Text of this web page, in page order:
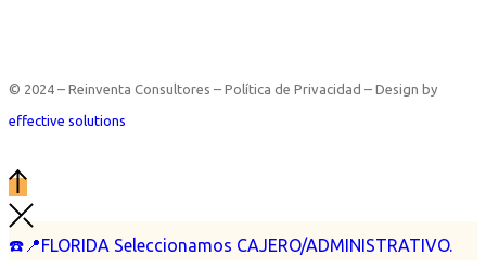
☎️📍FLORIDA Seleccionamos CAJERO/ADMINISTRATIVO.
© 2024 – Reinventa Consultores – Política de Privacidad – Design by
effective solutions